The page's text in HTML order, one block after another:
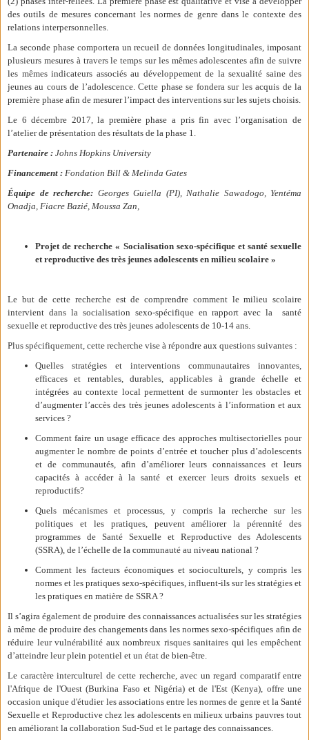
des outils de mesures concernant les normes de genre dans le contexte des
relations interpersonnelles.
La seconde phase comportera un recueil de données longitudinales, imposant
plusieurs mesures à travers le temps sur les mêmes adolescentes afin de suivre
les mêmes indicateurs associés au développement de la sexualité saine des
jeunes au cours de l’adolescence. Cette phase se fondera sur les acquis de la
première phase afin de mesurer l’impact des interventions sur les sujets choisis.
Le 6 décembre 2017, la première phase a pris fin avec l’organisation de
l’atelier de présentation des résultats de la phase 1.
Partenaire : Johns Hopkins University
Financement : Fondation Bill & Melinda Gates
Équipe de recherche: Georges Guiella (PI), Nathalie Sawadogo, Yentéma
Onadja, Fiacre Bazié, Moussa Zan,
Projet de recherche « Socialisation sexo-spécifique et santé sexuelle
et reproductive des très jeunes adolescents en milieu scolaire »
Le but de cette recherche est de comprendre comment le milieu scolaire
intervient dans la socialisation sexo-spécifique en rapport avec la santé
sexuelle et reproductive des très jeunes adolescents de 10-14 ans.
Plus spécifiquement, cette recherche vise à répondre aux questions suivantes :
Quelles stratégies et interventions communautaires innovantes,
efficaces et rentables, durables, applicables à grande échelle et
intégrées au contexte local permettent de surmonter les obstacles et
d’augmenter l’accès des très jeunes adolescents à l’information et aux
services ?
Comment faire un usage efficace des approches multisectorielles pour
augmenter le nombre de points d’entrée et toucher plus d’adolescents
et de communautés, afin d’améliorer leurs connaissances et leurs
capacités à accéder à la santé et exercer leurs droits sexuels et
reproductifs?
Quels mécanismes et processus, y compris la recherche sur les
politiques et les pratiques, peuvent améliorer la pérennité des
programmes de Santé Sexuelle et Reproductive des Adolescents
(SSRA), de l’échelle de la communauté au niveau national ?
Comment les facteurs économiques et socioculturels, y compris les
normes et les pratiques sexo-spécifiques, influent-ils sur les stratégies et
les pratiques en matière de SSRA ?
Il s’agira également de produire des connaissances actualisées sur les stratégies
à même de produire des changements dans les normes sexo-spécifiques afin de
réduire leur vulnérabilité aux nombreux risques sanitaires qui les empêchent
d’atteindre leur plein potentiel et un état de bien-être.
Le caractère interculturel de cette recherche, avec un regard comparatif entre
l'Afrique de l'Ouest (Burkina Faso et Nigéria) et de l'Est (Kenya), offre une
occasion unique d'étudier les associations entre les normes de genre et la Santé
Sexuelle et Reproductive chez les adolescents en milieux urbains pauvres tout
en améliorant la collaboration Sud-Sud et le partage des connaissances.